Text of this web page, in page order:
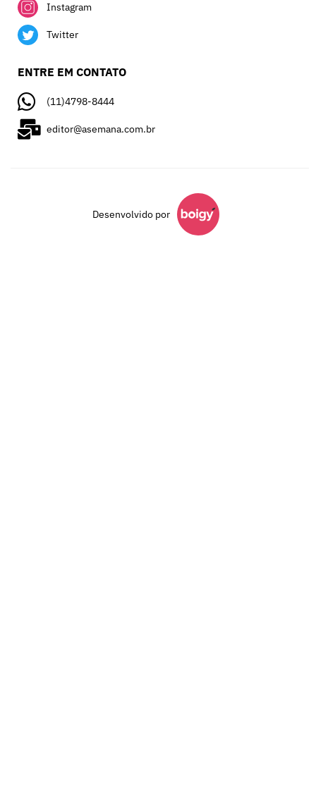
Instagram
Twitter
ENTRE EM CONTATO
(11)4798-8444
editor@asemana.com.br
Desenvolvido por